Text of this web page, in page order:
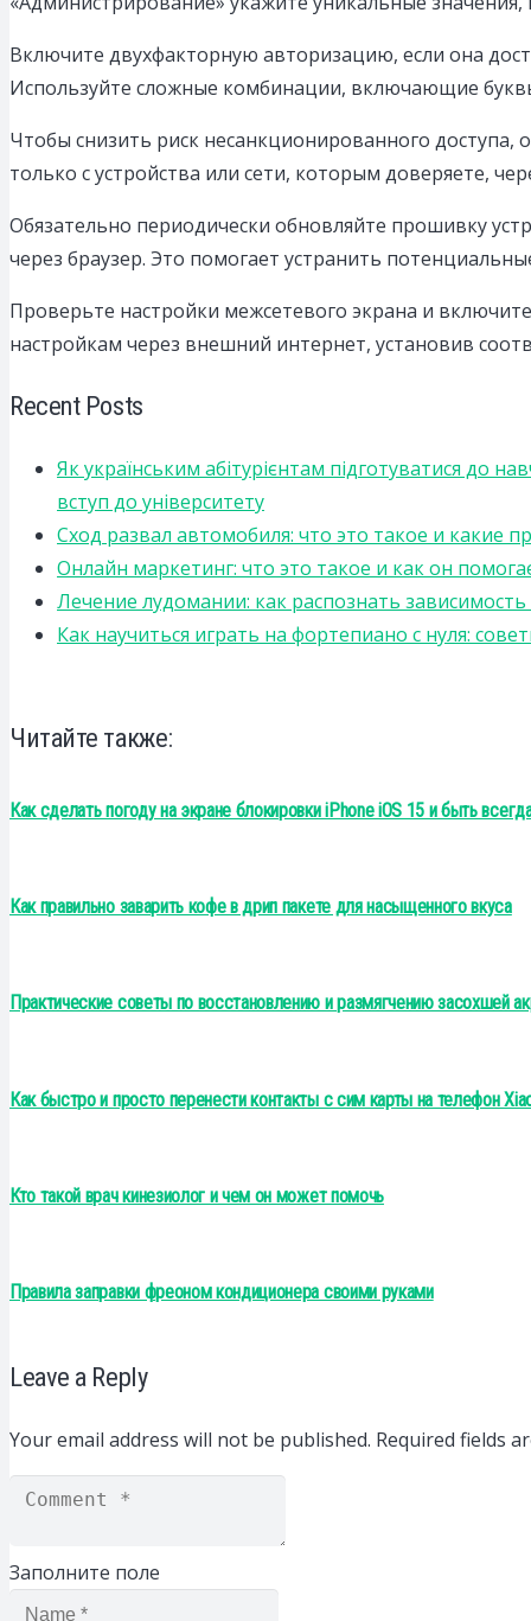
Включите двухфакторную авторизацию, если она
Используйте сложные комбинации, включающие
Чтобы снизить риск несанкционированного
только с устройства или сети, которым доверяете,
Обязательно периодически обновляйте прошивку
через браузер. Это помогает устранить
Проверьте настройки межсетевого экрана и
настройкам через внешний интернет, установив
Recent Posts
Як українським абітурієнтам підготуватися до
вступ до університету
Сход развал автомобиля: что это такое и какие
Онлайн маркетинг: что это такое и как он
Лечение лудомании: как распознать
Как научиться играть на фортепиано с нуля:
Читайте также:
Как сделать погоду на экране блокировки iPhone iOS 15 и быть
Как правильно заварить кофе в дрип пакете для насыщенного вкуса
Практические советы по восстановлению и размягчению засохшей
Как быстро и просто перенести контакты с сим карты на телефон
Кто такой врач кинезиолог и чем он может помочь
Правила заправки фреоном кондиционера своими руками
Leave a Reply
Your email address will not be published. Required fields
Заполните поле